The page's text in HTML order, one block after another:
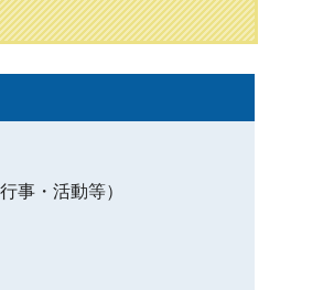
事・活動等）